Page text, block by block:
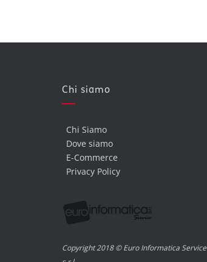
Chi siamo
Chi Siamo
Dove siamo
E-Commerce
Privacy Policy
Copyright 2018 © Euro Informatica Service